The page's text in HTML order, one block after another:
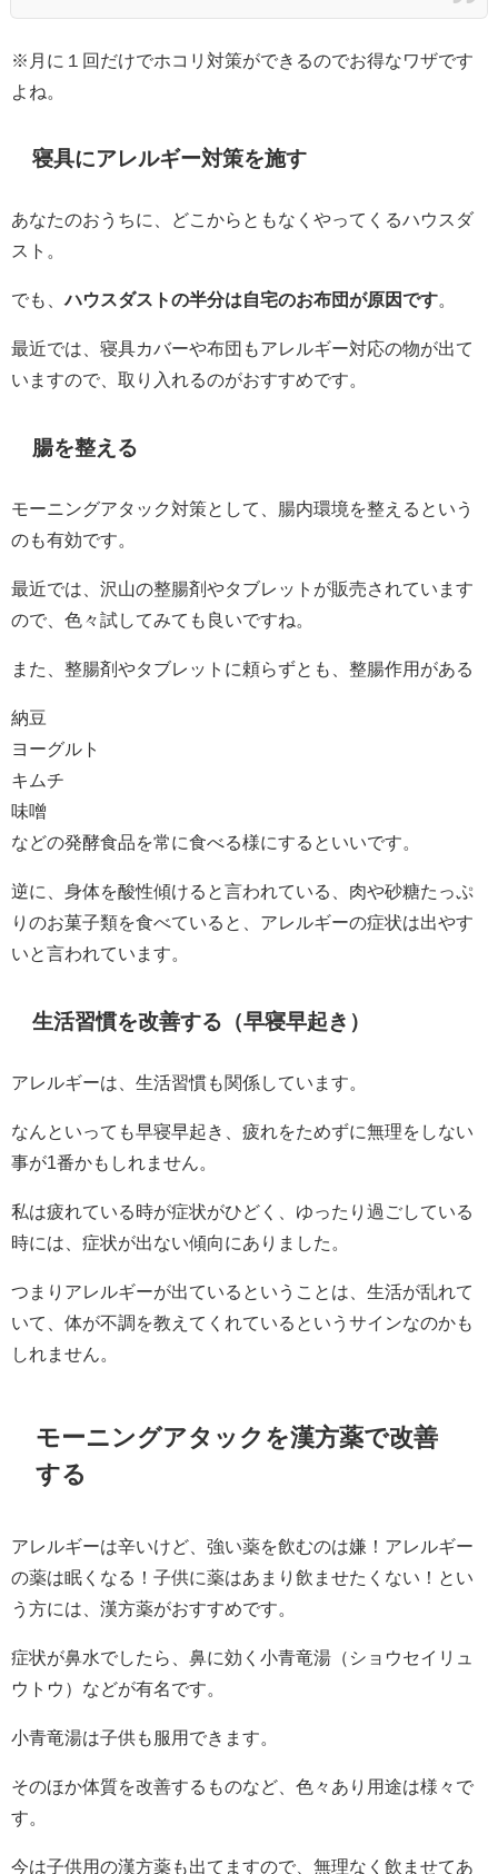
※月に１回だけでホコリ対策ができるのでお得なワザです
よね。
寝具にアレルギー対策を施す
あなたのおうちに、どこからともなくやってくるハウスダ
スト。
でも、ハウスダストの半分は自宅のお布団が原因です。
最近では、寝具カバーや布団もアレルギー対応の物が出て
いますので、取り入れるのがおすすめです。
腸を整える
モーニングアタック対策として、腸内環境を整えるという
のも有効です。
最近では、沢山の整腸剤やタブレットが販売されています
ので、色々試してみても良いですね。
また、整腸剤やタブレットに頼らずとも、整腸作用がある
納豆
ヨーグルト
キムチ
味噌
などの発酵食品を常に食べる様にするといいです。
逆に、身体を酸性傾けると言われている、肉や砂糖たっぷ
りのお菓子類を食べていると、アレルギーの症状は出やす
いと言われています。
生活習慣を改善する（早寝早起き）
アレルギーは、生活習慣も関係しています。
なんといっても早寝早起き、疲れをためずに無理をしない
事が1番かもしれません。
私は疲れている時が症状がひどく、ゆったり過ごしている
時には、症状が出ない傾向にありました。
つまりアレルギーが出ているということは、生活が乱れて
いて、体が不調を教えてくれているというサインなのかも
しれません。
モーニングアタックを漢方薬で改善
する
アレルギーは辛いけど、強い薬を飲むのは嫌！アレルギー
の薬は眠くなる！子供に薬はあまり飲ませたくない！とい
う方には、漢方薬がおすすめです。
症状が鼻水でしたら、鼻に効く小青竜湯（ショウセイリュ
ウトウ）などが有名です。
小青竜湯は子供も服用できます。
そのほか体質を改善するものなど、色々あり用途は様々で
す。
今は子供用の漢方薬も出てますので、無理なく飲ませてあ